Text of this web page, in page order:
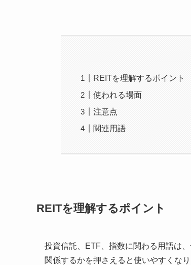
REITを理解するポイント
使われる場面
注意点
関連用語
REITを理解するポイント
投資信託、ETF、指数に関わる用語は
関係するかを押さえると使いやすくなり